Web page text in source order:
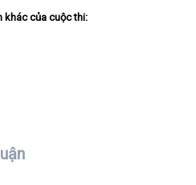
khác của cuộc thi: